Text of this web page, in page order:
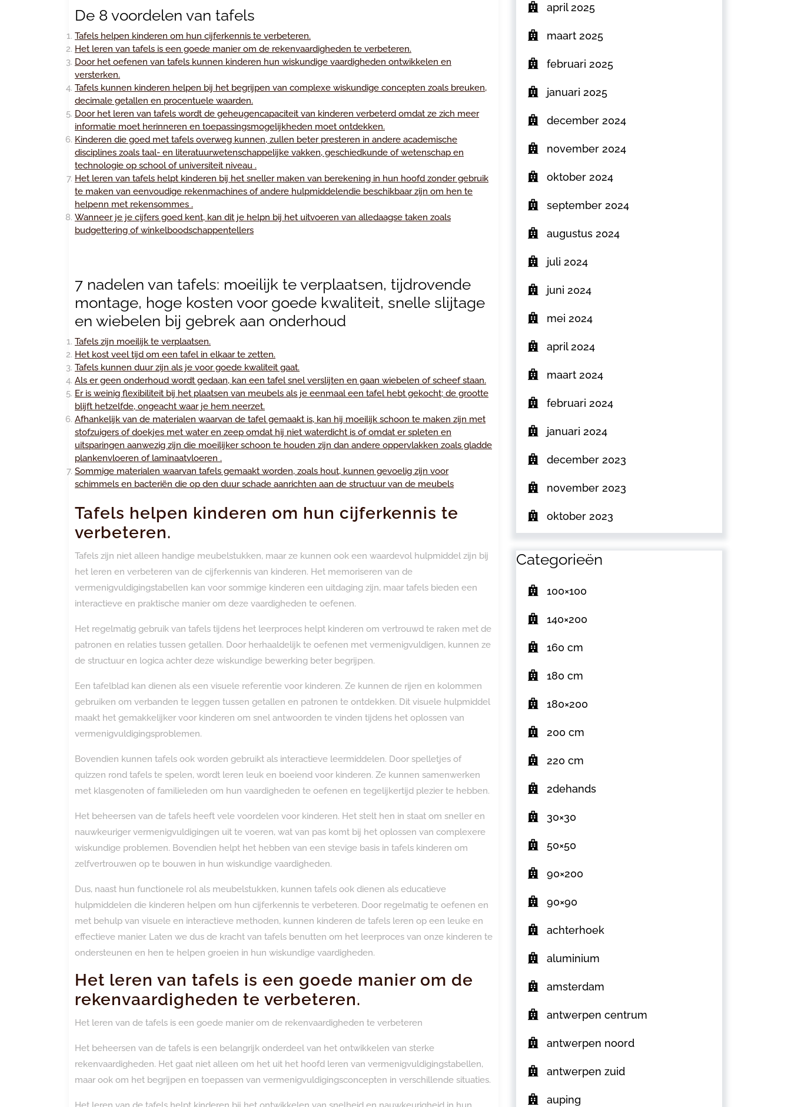
De 8 voordelen van tafels
Tafels helpen kinderen om hun cijferkennis te verbeteren.
Het leren van tafels is een goede manier om de rekenvaardigheden te verbeteren.
Door het oefenen van tafels kunnen kinderen hun wiskundige vaardigheden ontwikkelen en
versterken.
Tafels kunnen kinderen helpen bij het begrijpen van complexe wiskundige concepten zoals breuken,
decimale getallen en procentuele waarden.
Door het leren van tafels wordt de geheugencapaciteit van kinderen verbeterd omdat ze zich meer
informatie moet herinneren en toepassingsmogelijkheden moet ontdekken.
Kinderen die goed met tafels overweg kunnen, zullen beter presteren in andere academische
disciplines zoals taal- en literatuurwetenschappelijke vakken, geschiedkunde of wetenschap en
technologie op school of universiteit niveau .
Het leren van tafels helpt kinderen bij het sneller maken van berekening in hun hoofd zonder gebruik
te maken van eenvoudige rekenmachines of andere hulpmiddelendie beschikbaar zijn om hen te
helpenn met rekensommes .
Wanneer je je cijfers goed kent, kan dit je helpn bij het uitvoeren van alledaagse taken zoals
budgettering of winkelboodschappentellers
7 nadelen van tafels: moeilijk te verplaatsen, tijdrovende
montage, hoge kosten voor goede kwaliteit, snelle slijtage
en wiebelen bij gebrek aan onderhoud
Tafels zijn moeilijk te verplaatsen.
Het kost veel tijd om een tafel in elkaar te zetten.
Tafels kunnen duur zijn als je voor goede kwaliteit gaat.
Als er geen onderhoud wordt gedaan, kan een tafel snel verslijten en gaan wiebelen of scheef staan.
Er is weinig flexibiliteit bij het plaatsen van meubels als je eenmaal een tafel hebt gekocht; de grootte
blijft hetzelfde, ongeacht waar je hem neerzet.
Afhankelijk van de materialen waarvan de tafel gemaakt is, kan hij moeilijk schoon te maken zijn met
stofzuigers of doekjes met water en zeep omdat hij niet waterdicht is of omdat er spleten en
uitsparingen aanwezig zijn die moeilijker schoon te houden zijn dan andere oppervlakken zoals gladde
plankenvloeren of laminaatvloeren .
Sommige materialen waarvan tafels gemaakt worden, zoals hout, kunnen gevoelig zijn voor
schimmels en bacteriën die op den duur schade aanrichten aan de structuur van de meubels
Tafels helpen kinderen om hun cijferkennis te
verbeteren.
Tafels zijn niet alleen handige meubelstukken, maar ze kunnen ook een waardevol hulpmiddel zijn bij
het leren en verbeteren van de cijferkennis van kinderen. Het memoriseren van de
vermenigvuldigingstabellen kan voor sommige kinderen een uitdaging zijn, maar tafels bieden een
interactieve en praktische manier om deze vaardigheden te oefenen.
Het regelmatig gebruik van tafels tijdens het leerproces helpt kinderen om vertrouwd te raken met de
patronen en relaties tussen getallen. Door herhaaldelijk te oefenen met vermenigvuldigen, kunnen ze
de structuur en logica achter deze wiskundige bewerking beter begrijpen.
Een tafelblad kan dienen als een visuele referentie voor kinderen. Ze kunnen de rijen en kolommen
gebruiken om verbanden te leggen tussen getallen en patronen te ontdekken. Dit visuele hulpmiddel
maakt het gemakkelijker voor kinderen om snel antwoorden te vinden tijdens het oplossen van
vermenigvuldigingsproblemen.
Bovendien kunnen tafels ook worden gebruikt als interactieve leermiddelen. Door spelletjes of
quizzen rond tafels te spelen, wordt leren leuk en boeiend voor kinderen. Ze kunnen samenwerken
met klasgenoten of familieleden om hun vaardigheden te oefenen en tegelijkertijd plezier te hebben.
Het beheersen van de tafels heeft vele voordelen voor kinderen. Het stelt hen in staat om sneller en
nauwkeuriger vermenigvuldigingen uit te voeren, wat van pas komt bij het oplossen van complexere
wiskundige problemen. Bovendien helpt het hebben van een stevige basis in tafels kinderen om
zelfvertrouwen op te bouwen in hun wiskundige vaardigheden.
Dus, naast hun functionele rol als meubelstukken, kunnen tafels ook dienen als educatieve
hulpmiddelen die kinderen helpen om hun cijferkennis te verbeteren. Door regelmatig te oefenen en
met behulp van visuele en interactieve methoden, kunnen kinderen de tafels leren op een leuke en
effectieve manier. Laten we dus de kracht van tafels benutten om het leerproces van onze kinderen te
ondersteunen en hen te helpen groeien in hun wiskundige vaardigheden.
Het leren van tafels is een goede manier om de
rekenvaardigheden te verbeteren.
Het leren van de tafels is een goede manier om de rekenvaardigheden te verbeteren
Het beheersen van de tafels is een belangrijk onderdeel van het ontwikkelen van sterke
rekenvaardigheden. Het gaat niet alleen om het uit het hoofd leren van vermenigvuldigingstabellen,
maar ook om het begrijpen en toepassen van vermenigvuldigingsconcepten in verschillende situaties.
april 2025
maart 2025
februari 2025
januari 2025
december 2024
november 2024
oktober 2024
september 2024
augustus 2024
juli 2024
juni 2024
mei 2024
april 2024
maart 2024
februari 2024
januari 2024
december 2023
november 2023
oktober 2023
Categorieën
100×100
140×200
160 cm
180 cm
180×200
200 cm
220 cm
2dehands
30×30
50×50
90×200
90×90
achterhoek
aluminium
amsterdam
antwerpen centrum
antwerpen noord
antwerpen zuid
auping